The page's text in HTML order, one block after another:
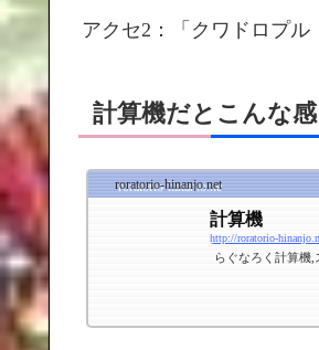
アクセ2：「クワドロプル
計算機だとこんな
roratorio-hinanjo.net
計算機
らぐなろく計算機